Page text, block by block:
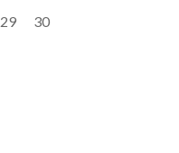
29
30